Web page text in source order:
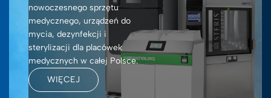
nowoczesnego sprzętu
medycznego, urządzeń do
mycia, dezynfekcji i
sterylizacji dla placówek
medycznych w całej Polsce.
WIĘCEJ